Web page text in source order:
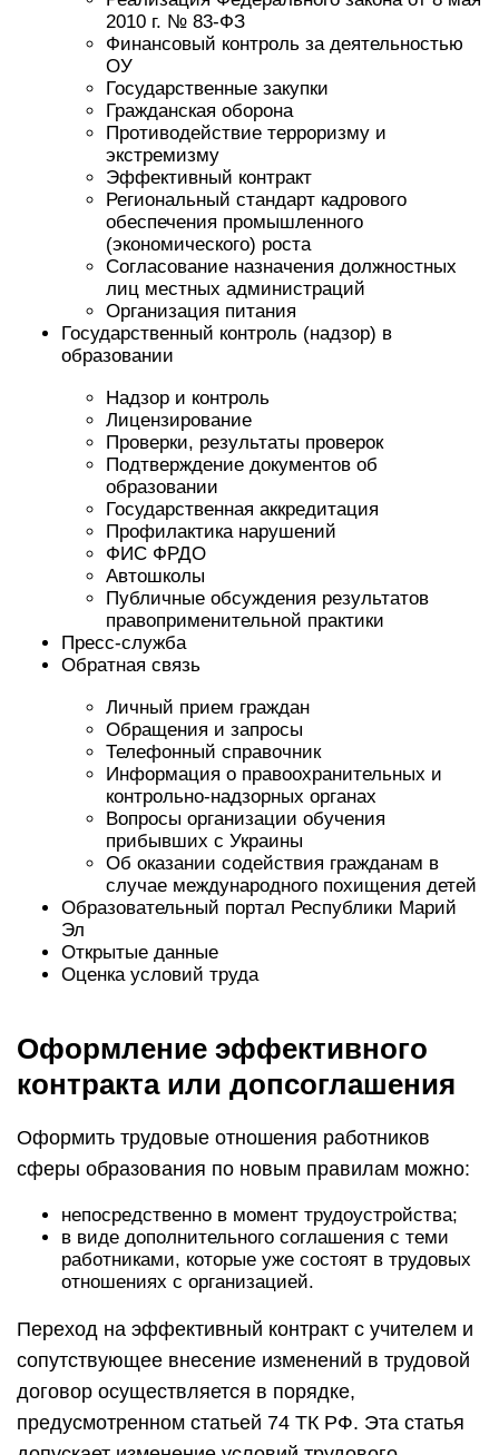
2010 г. № 83-ФЗ
Финансовый контроль за деятельностью
ОУ
Государственные закупки
Гражданская оборона
Противодействие терроризму и
экстремизму
Эффективный контракт
Региональный стандарт кадрового
обеспечения промышленного
(экономического) роста
Согласование назначения должностных
лиц местных администраций
Организация питания
Государственный контроль (надзор) в
образовании
Надзор и контроль
Лицензирование
Проверки, результаты проверок
Подтверждение документов об
образовании
Государственная аккредитация
Профилактика нарушений
ФИС ФРДО
Автошколы
Публичные обсуждения результатов
правоприменительной практики
Пресс-служба
Обратная связь
Личный прием граждан
Обращения и запросы
Телефонный справочник
Информация о правоохранительных и
контрольно-надзорных органах
Вопросы организации обучения
прибывших с Украины
Об оказании содействия гражданам в
случае международного похищения детей
Образовательный портал Республики Марий
Эл
Открытые данные
Оценка условий труда
Оформление эффективного
контракта или допсоглашения
Оформить трудовые отношения работников
сферы образования по новым правилам можно:
непосредственно в момент трудоустройства;
в виде дополнительного соглашения с теми
работниками, которые уже состоят в трудовых
отношениях с организацией.
Переход на эффективный контракт с учителем и
сопутствующее внесение изменений в трудовой
договор осуществляется в порядке,
предусмотренном статьей 74 ТК РФ. Эта статья